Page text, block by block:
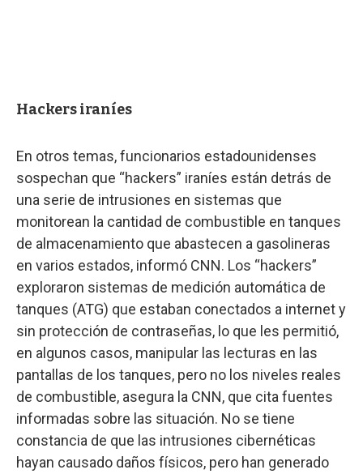
Hackers iraníes
En otros temas, funcionarios estadounidenses
sospechan que “hackers” iraníes están detrás de
una serie de intrusiones en sistemas que
monitorean la cantidad de combustible en tanques
de almacenamiento que abastecen a gasolineras
en varios estados, informó CNN. Los “hackers”
exploraron sistemas de medición automática de
tanques (ATG) que estaban conectados a internet y
sin protección de contraseñas, lo que les permitió,
en algunos casos, manipular las lecturas en las
pantallas de los tanques, pero no los niveles reales
de combustible, asegura la CNN, que cita fuentes
informadas sobre las situación. No se tiene
constancia de que las intrusiones cibernéticas
hayan causado daños físicos, pero han generado